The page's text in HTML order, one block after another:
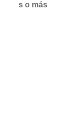
s o más